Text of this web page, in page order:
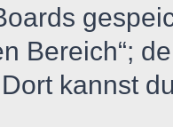
Bereich“;
kannst